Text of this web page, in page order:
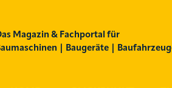
Magazin & Fachportal für
| Baugeräte |